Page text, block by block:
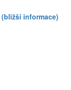
(bližší informace)